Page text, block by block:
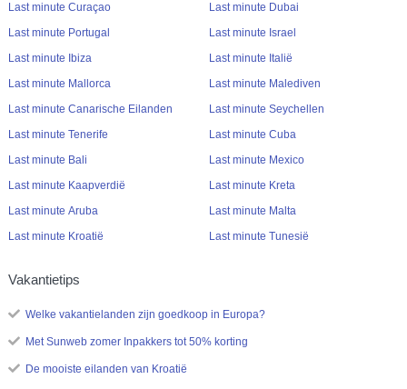
Last minute Curaçao
Last minute Portugal
Last minute Ibiza
Last minute Mallorca
Last minute Canarische Eilanden
Last minute Tenerife
Last minute Bali
Last minute Kaapverdië
Last minute Aruba
Last minute Kroatië
Last minute Dubai
Last minute Israel
Last minute Italië
Last minute Malediven
Last minute Seychellen
Last minute Cuba
Last minute Mexico
Last minute Kreta
Last minute Malta
Last minute Tunesië
Vakantietips
Welke vakantielanden zijn goedkoop in Europa?
Met Sunweb zomer Inpakkers tot 50% korting
De mooiste eilanden van Kroatië